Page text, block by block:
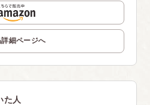
詳細ページへ
た人